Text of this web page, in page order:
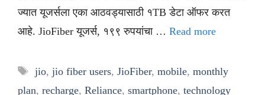
ज्यात यूजर्सला एका आठवड्यासाठी १TB डेटा ऑफर करत
आहे. JioFiber यूजर्स, १९९ रुपयांचा … Read more
Tags
jio, jio fiber users, JioFiber, mobile, monthly
plan, recharge, Reliance, smartphone, technology